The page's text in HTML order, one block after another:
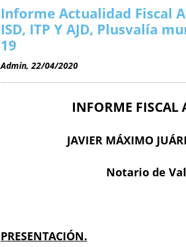
A MANO
FUTURAS NORMAS
SUCESIONES
Informe Actualidad Fiscal
ISD, ITP Y AJD, Plusvalía
19
Admin, 22/04/2020
INFORME FISCAL
JAVIER MÁXIMO
Notario de
PRESENTACIÓN.